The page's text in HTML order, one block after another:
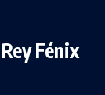
Fénix